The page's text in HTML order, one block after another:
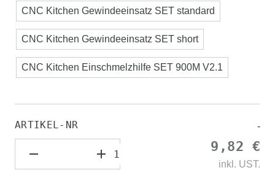
CNC Kitchen Gewindeeinsatz SET standard
CNC Kitchen Gewindeeinsatz SET short
CNC Kitchen Einschmelzhilfe SET 900M V2.1
ARTIKEL-NR -
9,82 €
inkl. UST.